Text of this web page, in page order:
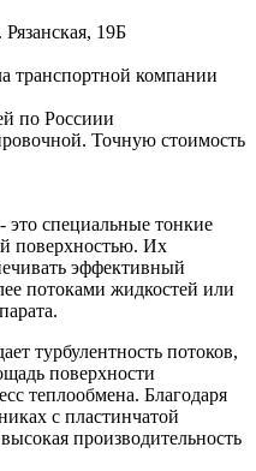
19Б
транспортной компании
по Россиии
Точную стоимость
специальные тонкие
поверхностью. Их
эффективный
потоками жидкостей или
турбулентность потоков,
поверхности
теплообмена. Благодаря
с пластинчатой
производительность